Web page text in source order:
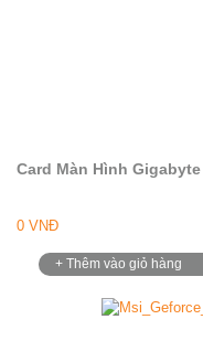
Card Màn Hình
0 VNĐ
+ Thêm vào giỏ hàng